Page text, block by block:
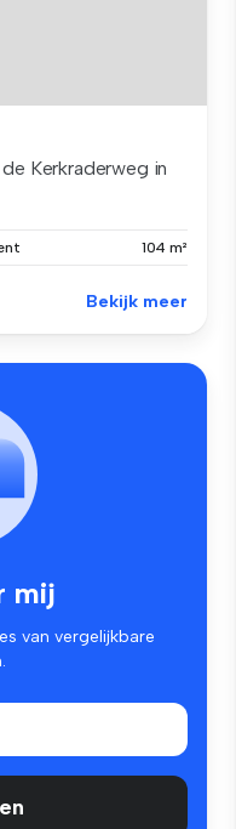
de Kerkraderweg in
104 m²
Bekijk meer
mij
van vergelijkbare